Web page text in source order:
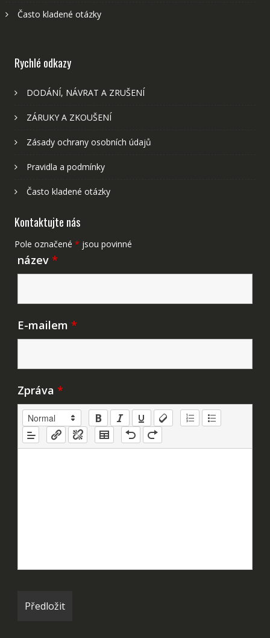
Často kladené otázky
Rychlé odkazy
DODÁNÍ, NÁVRAT A ZRUŠENÍ
ZÁRUKY A ZKOUŠENÍ
Zásady ochrany osobních údajů
Pravidla a podmínky
Často kladené otázky
Kontaktujte nás
Pole označené * jsou povinné
název *
E-mailem *
Zpráva *